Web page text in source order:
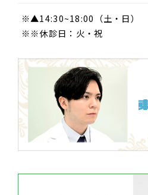
※▲14:30~18:00（土・日）
※※休診日：火・祝